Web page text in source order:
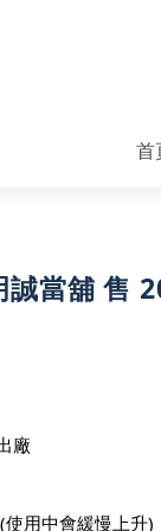
首
誠當舖 售
廠
用中會緩慢上升)